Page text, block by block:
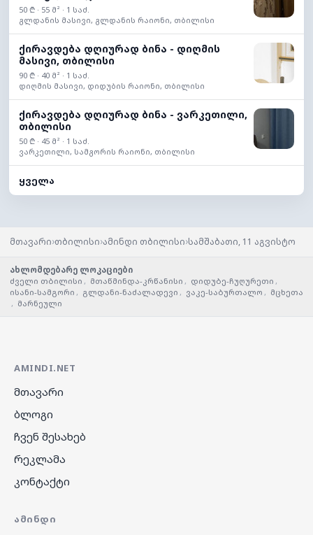
50 ₾ · 55 მ² · 1 საძ.
გლდანის მასივი, გლდანის რაიონი, თბილისი
ქირავდება დღიურად ბინა - დიღმის
მასივი, თბილისი
90 ₾ · 40 მ² · 1 საძ.
დიღმის მასივი, დიდუბის რაიონი, თბილისი
ქირავდება დღიურად ბინა - ვარკეთილი,
თბილისი
50 ₾ · 45 მ² · 1 საძ.
ვარკეთილი, სამგორის რაიონი, თბილისი
ყველა
მთავარი›თბილისი›ამინდი თბილისი›სამშაბათი, 11 აგვისტო
ახლომდებარე ლოკაციები
ძველი თბილისი , მთაწმინდა-კრწანისი , დიდუბე-ჩუღურეთი ,
ისანი-სამგორი , გლდანი-ნაძალადევი , ვაკე-საბურთალო , მცხეთა
, მარნეული
AMINDI.NET
მთავარი
ბლოგი
ჩვენ შესახებ
რეკლამა
კონტაქტი
ᲐᲛᲘᲜᲓᲘ